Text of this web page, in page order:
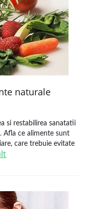
naturale
si restabilirea sanatatii
Afla ce alimente sunt
care trebuie evitate